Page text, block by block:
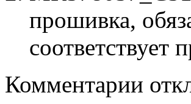
прошивка,
соответствует
Комментарии записи